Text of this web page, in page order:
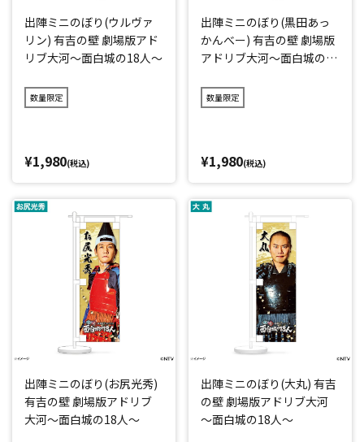
出陣ミニのぼり(ウルヴァ
リン) 有吉の壁 劇場版アド
リブ大河～面白城の18人～
数量限定
¥1,980(税込)
出陣ミニのぼり(黒田あっ
かんべー) 有吉の壁 劇場版
アドリブ大河～面白城の18
数量限定
¥1,980(税込)
出陣ミニのぼり(お尻光秀)
有吉の壁 劇場版アドリブ
大河～面白城の18人～
出陣ミニのぼり(大丸) 有吉
の壁 劇場版アドリブ大河
～面白城の18人～